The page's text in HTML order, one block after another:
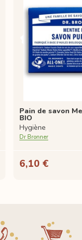
Pain de savon
BIO
Hygiène
Dr Bronner
6,10 €